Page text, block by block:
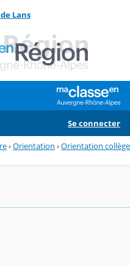
Lans
Se connecter
›Orientation ›Orientation collège